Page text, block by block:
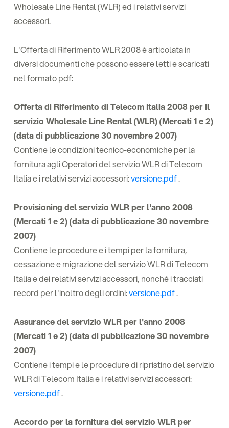
Wholesale Line Rental (WLR) ed i relativi servizi
accessori.
L'Offerta di Riferimento WLR 2008 è articolata in
diversi documenti che possono essere letti e scaricati
nel formato pdf:
Offerta di Riferimento di Telecom Italia 2008 per il
servizio Wholesale Line Rental (WLR) (Mercati 1 e 2)
(data di pubblicazione 30 novembre 2007)
Contiene le condizioni tecnico-economiche per la
fornitura agli Operatori del servizio WLR di Telecom
Italia e i relativi servizi accessori:versione.pdf.
Provisioning del servizio WLR per l'anno 2008
(Mercati 1 e 2) (data di pubblicazione 30 novembre
2007)
Contiene le procedure e i tempi per la fornitura,
cessazione e migrazione del servizio WLR di Telecom
Italia e dei relativi servizi accessori, nonché i tracciati
record per l'inoltro degli ordini:versione.pdf.
Assurance del servizio WLR per l'anno 2008
(Mercati 1 e 2) (data di pubblicazione 30 novembre
2007)
Contiene i tempi e le procedure di ripristino del servizio
WLR di Telecom Italia e i relativi servizi accessori:
versione.pdf.
Accordo per la fornitura del servizio WLR per